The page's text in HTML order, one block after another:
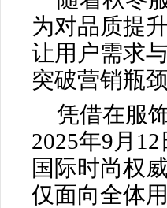
为对品质提
让用户需求
突破营销瓶
凭借在服
2025年9月
国际时尚权
仅面向全体